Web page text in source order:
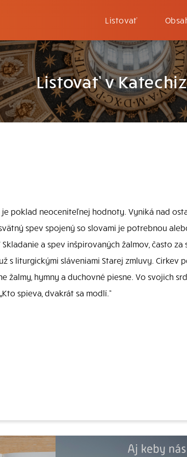
Listovať
Listovať v
je poklad neoceniteľnej hodnoty. Vyniká nad
spev spojený so slovami je potrebnou
a spev inšpirovaných žalmov, často za
s liturgickými sláveniami Starej zmluvy. Cirkev
žalmy, hymny a duchovné piesne. Vo svojich
spieva, dvakrát sa modlí.“